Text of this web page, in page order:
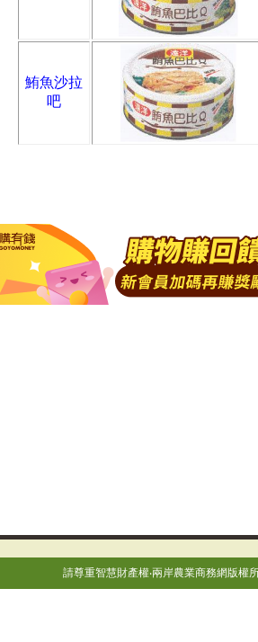
鮪魚沙拉
吧
請尊重智慧財產權‧兩岸農業商務網版權